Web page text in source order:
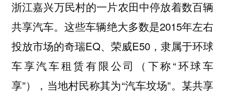
浙江嘉兴万民村的一片农田中停放着数百辆
共享汽车。这些车辆绝大多数是2015年左右
投放市场的奇瑞EQ、荣威E50，隶属于环球
车享汽车租赁有限公司（下称“环球车
享”），当地村民称其为“汽车坟场”。某共享